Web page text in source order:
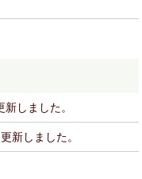
しました。
新しました。